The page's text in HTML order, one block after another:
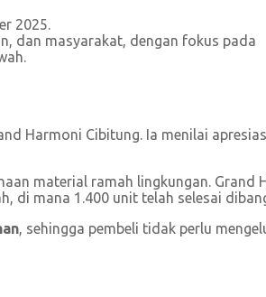
2025.
dan masyarakat, dengan fokus pada
Harmoni Cibitung. Ia menilai
material ramah lingkungan. Grand
di mana 1.400 unit telah selesai
, sehingga pembeli tidak perlu